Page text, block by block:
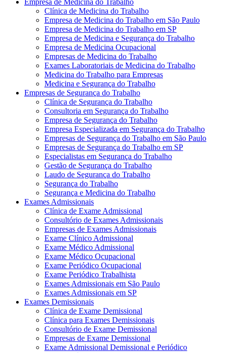
Clínica de Medicina do Trabalho
Empresa de Medicina do Trabalho em São Paulo
Empresa de Medicina do Trabalho em SP
Empresa de Medicina e Segurança do Trabalho
Empresa de Medicina Ocupacional
Empresas de Medicina do Trabalho
Exames Laboratoriais de Medicina do Trabalho
Medicina do Trabalho para Empresas
Medicina e Segurança do Trabalho
Empresas de Segurança do Trabalho
Clínica de Segurança do Trabalho
Consultoria em Segurança do Trabalho
Empresa de Segurança do Trabalho
Empresa Especializada em Segurança do Trabalho
Empresas de Segurança do Trabalho em São Paulo
Empresas de Segurança do Trabalho em SP
Especialistas em Segurança do Trabalho
Gestão de Segurança do Trabalho
Laudo de Segurança do Trabalho
Segurança do Trabalho
Segurança e Medicina do Trabalho
Exames Admissionais
Clínica de Exame Admissional
Consultório de Exames Admissionais
Empresas de Exames Admissionais
Exame Clínico Admissional
Exame Médico Admissional
Exame Médico Ocupacional
Exame Periódico Ocupacional
Exame Periódico Trabalhista
Exames Admissionais em São Paulo
Exames Admissionais em SP
Exames Demissionais
Clínica de Exame Demissional
Clínica para Exames Demissionais
Consultório de Exame Demissional
Empresas de Exame Demissional
Exame Admissional Demissional e Periódico